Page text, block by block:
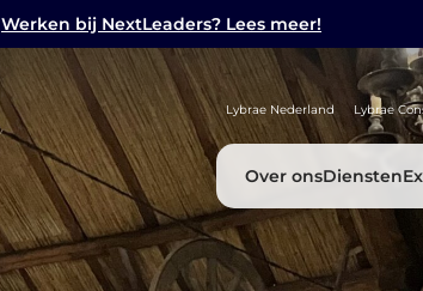
Werken bij NextLeaders? Lees meer!
Lybrae Nederland Lybrae
Over onsDiensten